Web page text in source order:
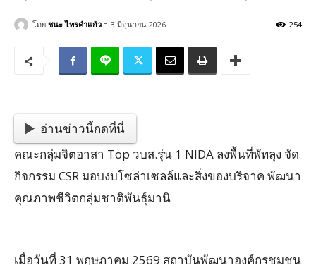
254
โดย ชนะ ไทรคำแก้ว - 3 มิถุนายน 2026
อ่านข่าวนี้กดที่นี่
คณะกลุ่มจิตอาสา Top วบส.รุ่น 1 NIDA ลงพื้นที่พัทลุง จัด
กิจกรรม CSR มอบงบโซล่าเซลล์และสิ่งของบริจาค พัฒนา
คุณภาพชีวิตกลุ่มชาติพันธุ์มานิ
เมื่อวันที่ 31 พฤษภาคม 2569 สถาบันพัฒนาองค์กรชุมชน